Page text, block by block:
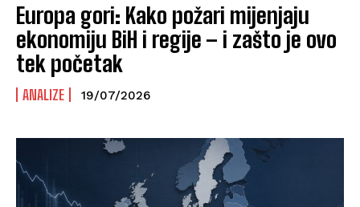
Europa gori: Kako požari mijenjaju
ekonomiju BiH i regije – i zašto je ovo
tek početak
ANALIZE 19/07/2026